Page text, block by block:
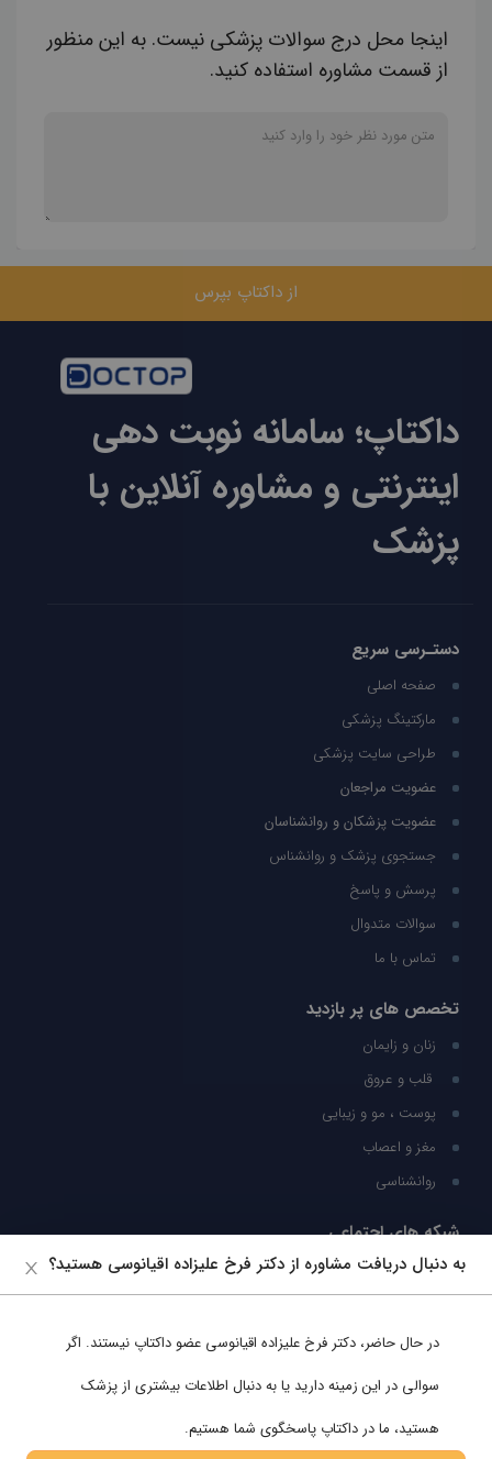
اینجا محل درج سوالات پزشکی نیست. به این منظور
از قسمت مشاوره استفاده کنید.
از داکتاپ بپرس
داکتاپ؛ سامانه نوبت دهی
اینترنتی و مشاوره آنلاین با
پزشک
دستـرسی سریع
صفحه اصلی
مارکتینگ پزشکی
طراحی سایت پزشکی
عضویت مراجعان
عضویت پزشکان و روانشناسان
جستجوی پزشک و روانشناس
پرسش و پاسخ
سوالات متدوال
تماس با ما
تخصص های پر بازدید
زنان و زایمان
قلب و عروق
پوست ، مو و زیبایی
مغز و اعصاب
روانشناسی
شبکه های اجتماعی
ما را در شبکه های اجتماعی دنبال کنید
به دنبال دریافت مشاوره از دکتر فرخ علیزاده اقیانوسی هستید؟
در حال حاضر، دکتر فرخ علیزاده اقیانوسی عضو داکتاپ نیستند. اگر
سوالی در این زمینه دارید یا به دنبال اطلاعات بیشتری از پزشک
هستید، ما در داکتاپ پاسخگوی شما هستیم.